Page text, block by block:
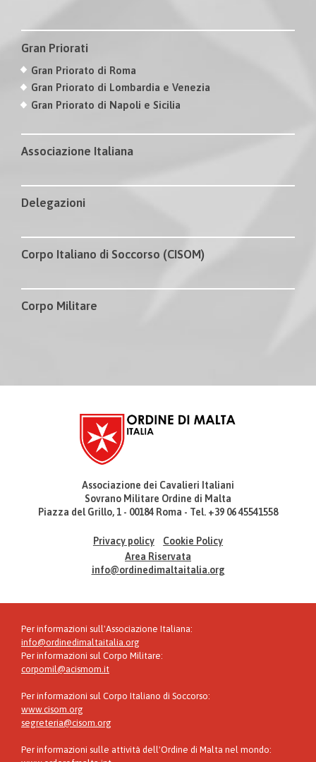
Gran Priorati
Gran Priorato di Roma
Gran Priorato di Lombardia e Venezia
Gran Priorato di Napoli e Sicilia
Associazione Italiana
Delegazioni
Corpo Italiano di Soccorso (CISOM)
Corpo Militare
Associazione dei Cavalieri Italiani
Sovrano Militare Ordine di Malta
Piazza del Grillo, 1 - 00184 Roma - Tel. +39 06 45541558
Privacy policy
Cookie Policy
Area Riservata
info@ordinedimaltaitalia.org
Per informazioni sull'Associazione Italiana:
info@ordinedimaltaitalia.org
Per informazioni sul Corpo Militare:
corpomil@acismom.it
Per informazioni sul Corpo Italiano di Soccorso:
www.cisom.org
segreteria@cisom.org
Per informazioni sulle attività dell'Ordine di Malta nel mondo: